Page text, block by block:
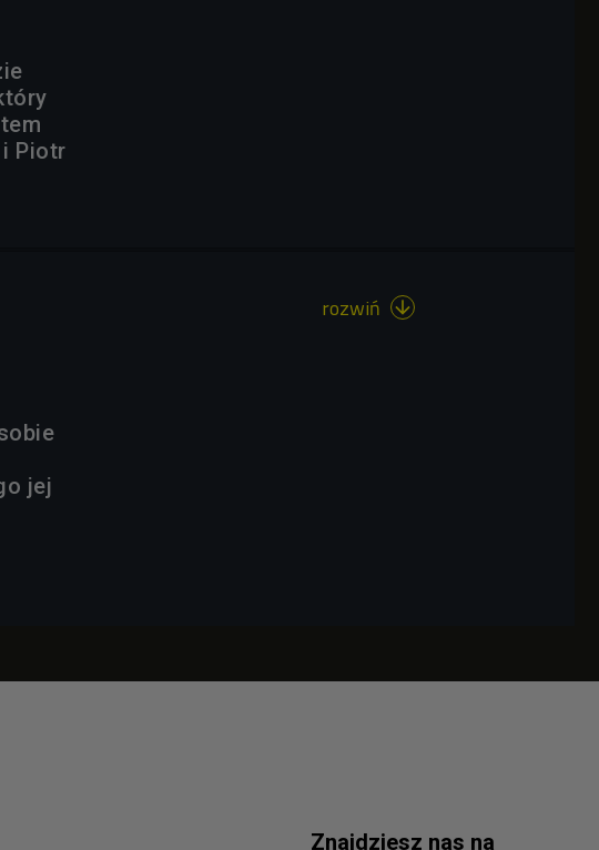
Piotr
jej
rozwiń 
Znajdziesz nas na